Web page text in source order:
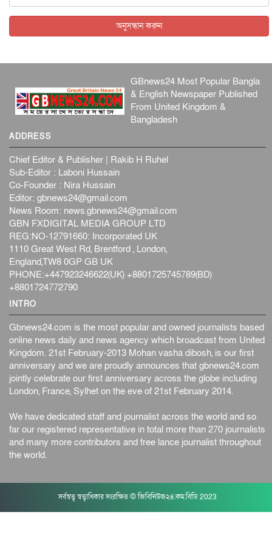
আন্তর্জাতিক ৫ আগস্ট, ২০২৬
অনুসন্ধান করুন
GBnews24 Most Popular Bangla
& English Newspaper Published
From United Kingdom &
Bangladesh
ADDRESS
Chief Editor & Publisher | Rakib H Ruhel
Sub-Editor : Laboni Hussain
Co-Founder : Nira Hussain
Editor: gbnews24@gmail.com
News Room: news.gbnews24@gmail.com
GBN FXDIGITAL MEDIA GROUP LTD
REG:NO-12791660: Incorporated UK
1110 Great West Rd, Brentford , London,
England,TW8 0GP GB UK
PHONE:+447923246622(UK) +8801725745789(BD)
+8801724772790
INTRO
Gbnews24.com is the most popular and owned journalists based
online news daily and news agency which broadcast from United
Kingdom. 21st February-2013 Mohan vasha dibosh, is our first
anniversary and we are proudly announces that gbnews24.com
jointly celebrate our first anniversary across the globe including
London, France, Sylhet on the eve of 21st February 2014.
We have dedicated staff and journalist across the world and so
far our registered representative in total more than 270 journalists
and many more contributors and free lance journalist throughout
the world.
সর্বস্বত্ব স্বত্বাধিকার সংরক্ষিত © জিবিনিউজ২৪.কম.বিডি 2023